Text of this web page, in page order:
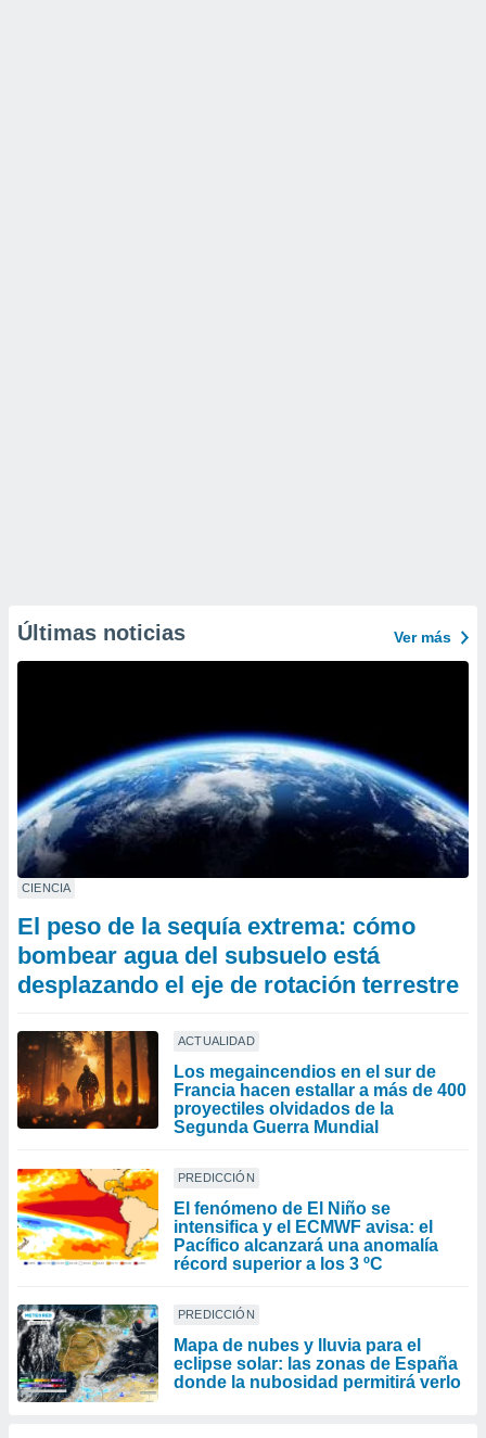
Últimas noticias Ver más
CIENCIA
El peso de la sequía extrema: cómo
bombear agua del subsuelo está
desplazando el eje de rotación terrestre
ACTUALIDAD
Los megaincendios en el sur de
Francia hacen estallar a más de 400
proyectiles olvidados de la
Segunda Guerra Mundial
PREDICCIÓN
El fenómeno de El Niño se
intensifica y el ECMWF avisa: el
Pacífico alcanzará una anomalía
récord superior a los 3 ºC
PREDICCIÓN
Mapa de nubes y lluvia para el
eclipse solar: las zonas de España
donde la nubosidad permitirá verlo